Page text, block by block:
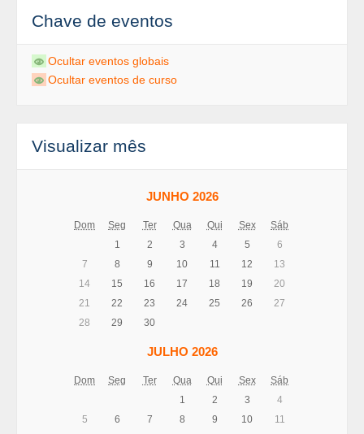
Chave de eventos
Ocultar eventos globais
Ocultar eventos de curso
Visualizar mês
JUNHO 2026
Dom Seg Ter Qua Qui Sex
Sáb
1
2 3 4 5
6
7
8 9 10 11 12
13
14
15 16 17 18 19
20
21
22 23 24 25 26
27
28
29 30
JULHO 2026
Dom Seg Ter Qua Qui Sex
Sáb
1
2 3
4
5
6 7 8 9 10
11